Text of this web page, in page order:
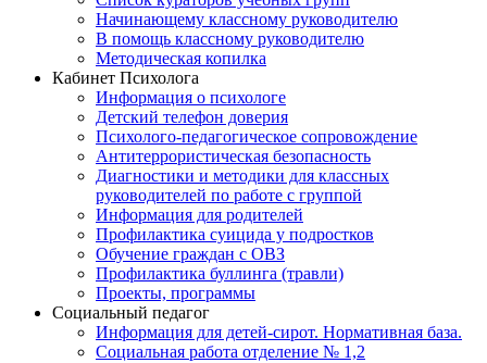
Начинающему классному руководителю
В помощь классному руководителю
Методическая копилка
Кабинет Психолога
Информация о психологе
Детский телефон доверия
Психолого-педагогическое сопровождение
Антитеррористическая безопасность
Диагностики и методики для классных
руководителей по работе с группой
Информация для родителей
Профилактика суицида у подростков
Обучение граждан с ОВЗ
Профилактика буллинга (травли)
Проекты, программы
Социальный педагог
Информация для детей-сирот. Нормативная база.
Социальная работа отделение № 1,2